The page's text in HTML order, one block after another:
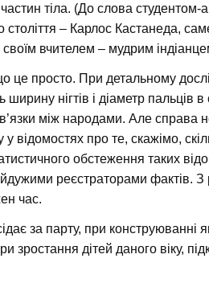
тіла. (До слова
століття – Карлос Кастанеда,
своїм вчителем – мудрим
це просто. При детальному
ширину нігтів і діаметр пальців
між народами. Але
у відомостях про те, скажімо,
обстеження таких
реєстраторами фактів. З
час.
за парту, при конструюванні
зростання дітей даного віку,